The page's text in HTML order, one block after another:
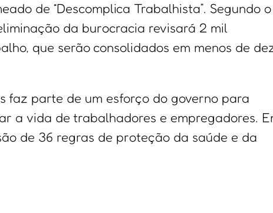
de “Descomplica Trabalhista”. Segundo o
da burocracia revisará 2 mil
que serão consolidados em menos de
faz parte de um esforço do governo para
a vida de trabalhadores e empregadores.
de 36 regras de proteção da saúde e da